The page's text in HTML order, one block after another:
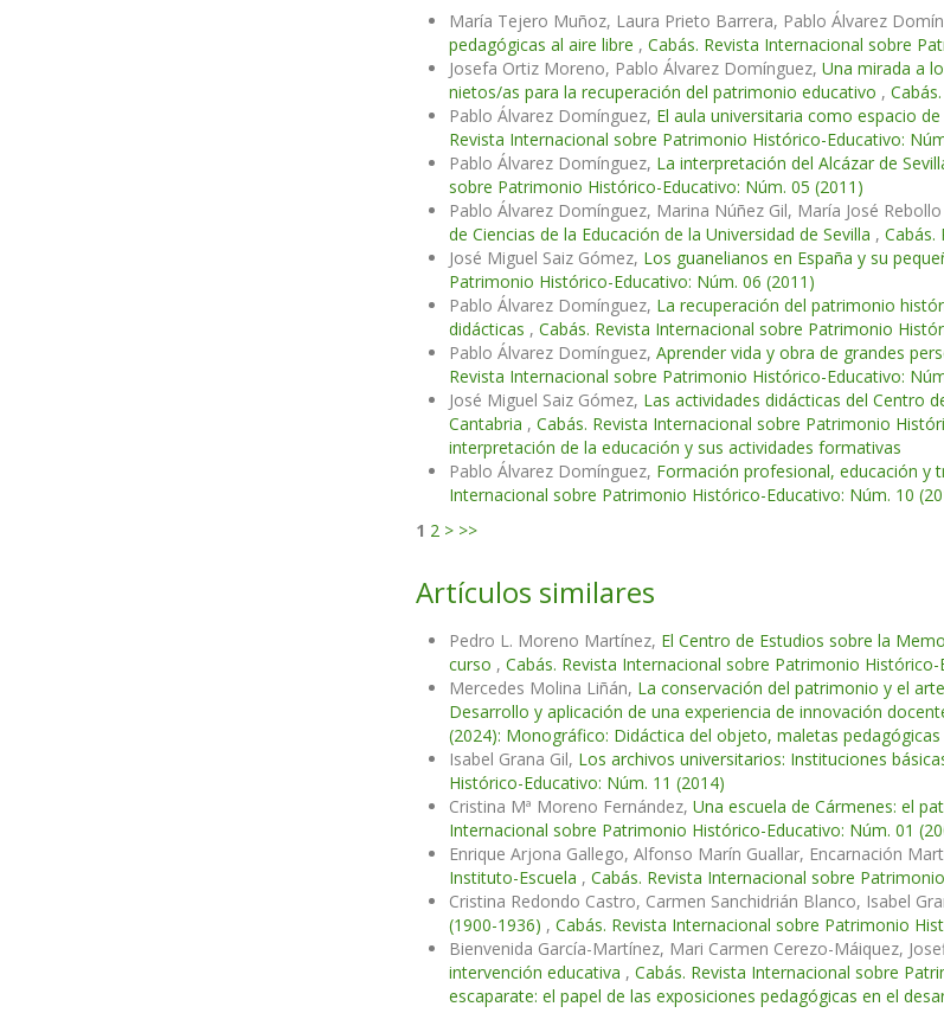
María Tejero Muñoz, Laura Prieto Barrera, Pablo Álvarez
pedagógicas al aire libre , Cabás. Revista Internacional sobre
Josefa Ortiz Moreno, Pablo Álvarez Domínguez, Una mirada a
nietos/as para la recuperación del patrimonio educativo ,
Pablo Álvarez Domínguez, El aula universitaria como espacio
Revista Internacional sobre Patrimonio Histórico-Educativo:
Pablo Álvarez Domínguez, La interpretación del Alcázar de
sobre Patrimonio Histórico-Educativo: Núm. 05 (2011)
Pablo Álvarez Domínguez, Marina Núñez Gil, María José
de Ciencias de la Educación de la Universidad de Sevilla , Cabás.
José Miguel Saiz Gómez, Los guanelianos en España y su
Patrimonio Histórico-Educativo: Núm. 06 (2011)
Pablo Álvarez Domínguez, La recuperación del patrimonio
didácticas , Cabás. Revista Internacional sobre Patrimonio
Pablo Álvarez Domínguez, Aprender vida y obra de grandes
Revista Internacional sobre Patrimonio Histórico-Educativo:
José Miguel Saiz Gómez, Las actividades didácticas del Centro
Cantabria , Cabás. Revista Internacional sobre Patrimonio
interpretación de la educación y sus actividades formativas
Pablo Álvarez Domínguez, Formación profesional, educación y
Internacional sobre Patrimonio Histórico-Educativo: Núm. 10
1 2 > >>
Artículos similares
Pedro L. Moreno Martínez, El Centro de Estudios sobre la
curso , Cabás. Revista Internacional sobre Patrimonio
Mercedes Molina Liñán, La conservación del patrimonio y el
Desarrollo y aplicación de una experiencia de innovación
(2024): Monográfico: Didáctica del objeto, maletas
Isabel Grana Gil, Los archivos universitarios: Instituciones
Histórico-Educativo: Núm. 11 (2014)
Cristina Mª Moreno Fernández, Una escuela de Cármenes: el
Internacional sobre Patrimonio Histórico-Educativo: Núm. 01
Enrique Arjona Gallego, Alfonso Marín Guallar, Encarnación
Instituto-Escuela , Cabás. Revista Internacional sobre
Cristina Redondo Castro, Carmen Sanchidrián Blanco, Isabel
(1900-1936) , Cabás. Revista Internacional sobre Patrimonio
Bienvenida García-Martínez, Mari Carmen Cerezo-Máiquez,
intervención educativa , Cabás. Revista Internacional sobre
escaparate: el papel de las exposiciones pedagógicas en el